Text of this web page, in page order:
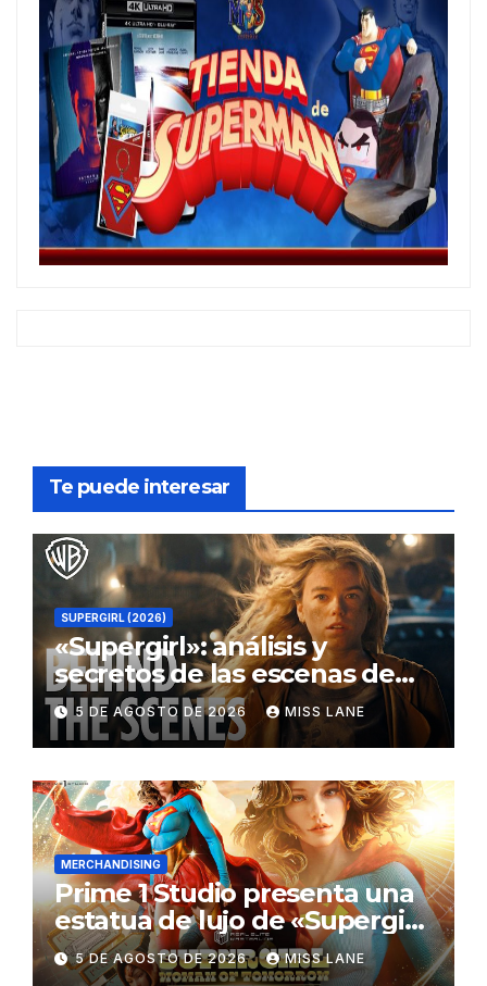
Te puede interesar
SUPERGIRL (2026)
«Supergirl»: análisis y
secretos de las escenas de
lucha
5 DE AGOSTO DE 2026 MISS LANE
MERCHANDISING
Prime 1 Studio presenta una
estatua de lujo de «Supergirl:
La Mujer del Mañana»
5 DE AGOSTO DE 2026 MISS LANE